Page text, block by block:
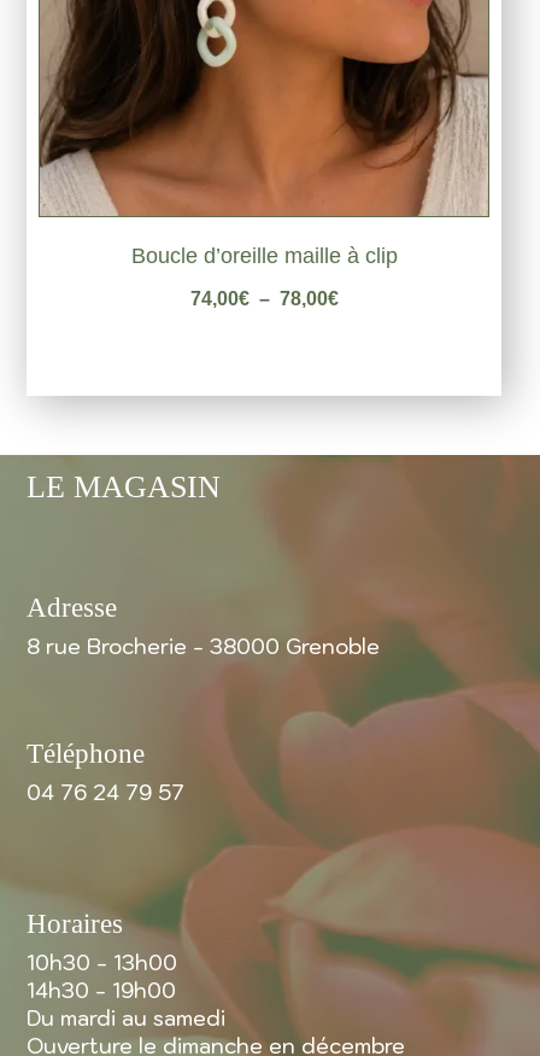
Boucle d’oreille maille à clip
74,00€ – 78,00€Plage
74,00€
78,00€
LE MAGASIN
Adresse
8 rue Brocherie - 38000 Grenoble
Téléphone
04 76 24 79 57
Horaires
10h30 - 13h00
14h30 - 19h00
Du mardi au samedi
Ouverture le dimanche en décembre